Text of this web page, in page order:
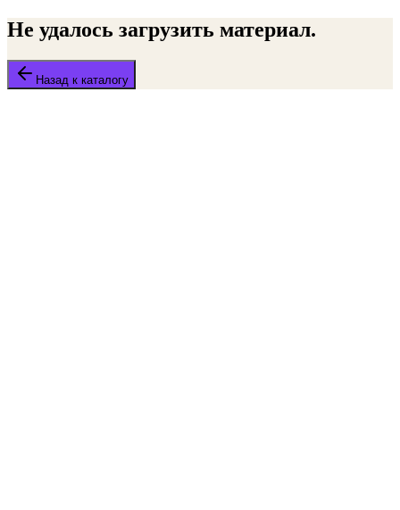
Не удалось загрузить материал.
Назад к каталогу